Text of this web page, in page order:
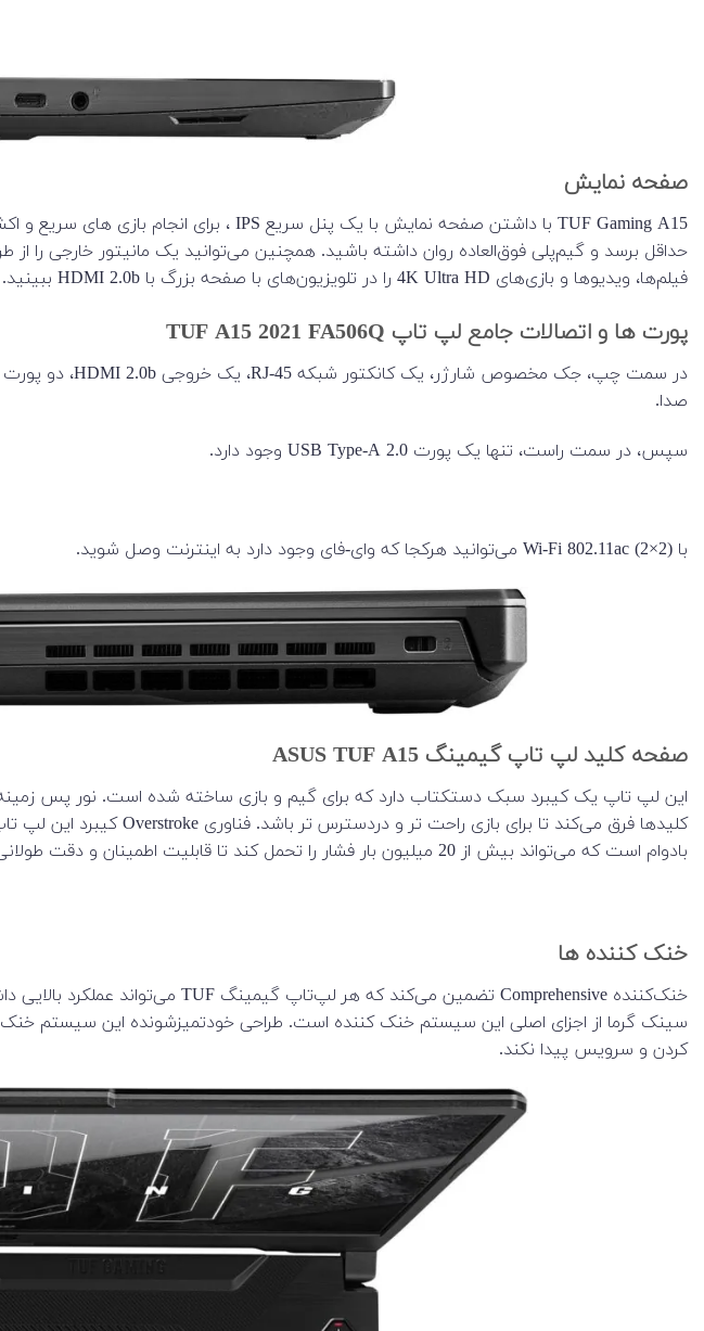
صفحه نمایش
فیلم‌ها، ویدیوها و بازی‌های 4K Ultra HD را در تلویزیون‌های با صفحه بزرگ با HDMI 2.0b ببینید.
پورت ها و اتصالات جامع لپ تاپ TUF A15 2021 FA506Q
صدا.
سپس، در سمت راست، تنها یک پورت USB Type-A 2.0 وجود دارد.
با Wi-Fi 802.11ac (2×2) می‌توانید هرکجا که وای-فای وجود دارد به اینترنت وصل شوید.
صفحه کلید لپ تاپ گیمینگ ASUS TUF A15
بادوام است که می‌تواند بیش از 20 میلیون بار فشار را تحمل کند تا قابلیت اطمینان و دقت طولانی مدت عالی داشته باشد.
خنک کننده ها
سینک گرما از اجزای اصلی این سیستم خنک کننده است. طراحی خودتمیزشونده این سیستم
کردن و سرویس پیدا نکند.